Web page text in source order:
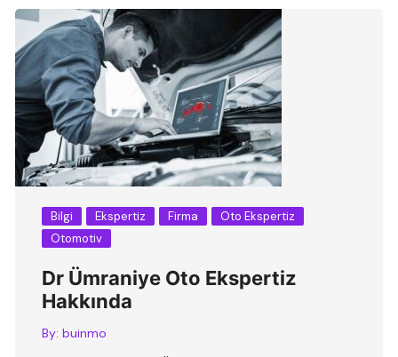
Bilgi Ekspertiz Firma
Oto Ekspertiz
Otomotiv
Dr Ümraniye Oto Ekspertiz
Hakkında
By: buinmo